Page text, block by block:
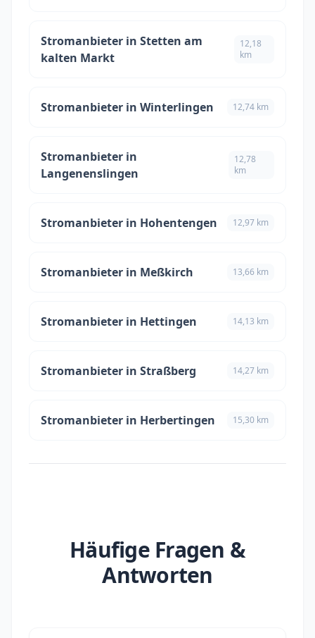
Stromanbieter in Stetten am
kalten Markt
12,18
km
Stromanbieter in Winterlingen 12,74 km
Stromanbieter in
Langenenslingen
12,78
km
Stromanbieter in Hohentengen 12,97 km
Stromanbieter in Meßkirch 13,66 km
Stromanbieter in Hettingen 14,13 km
Stromanbieter in Straßberg 14,27 km
Stromanbieter in Herbertingen 15,30 km
Häufige Fragen &
Antworten